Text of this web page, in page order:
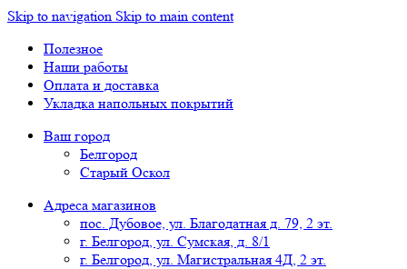
Skip to navigation Skip to main content
Полезное
Наши работы
Оплата и доставка
Укладка напольных покрытий
Ваш город
Белгород
Старый Оскол
Адреса магазинов
пос. Дубовое, ул. Благодатная д. 79, 2 эт.
г. Белгород, ул. Сумская, д. 8/1
г. Белгород, ул. Магистральная 4Д, 2 эт.